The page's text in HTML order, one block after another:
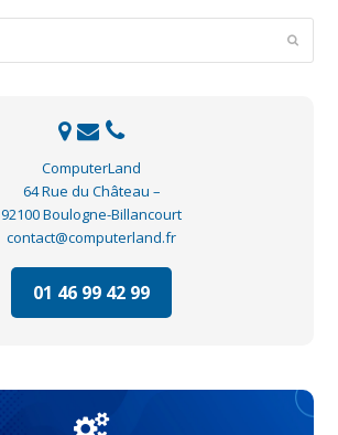
ComputerLand
64 Rue du Château –
92100 Boulogne-Billancourt
contact@computerland.fr
01 46 99 42 99